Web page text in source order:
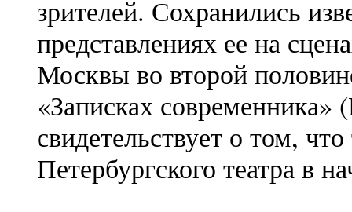
зрителей. Сохранились
представлениях ее на
Москвы во второй
«Записках
свидетельствует о том,
Петербургского театра в